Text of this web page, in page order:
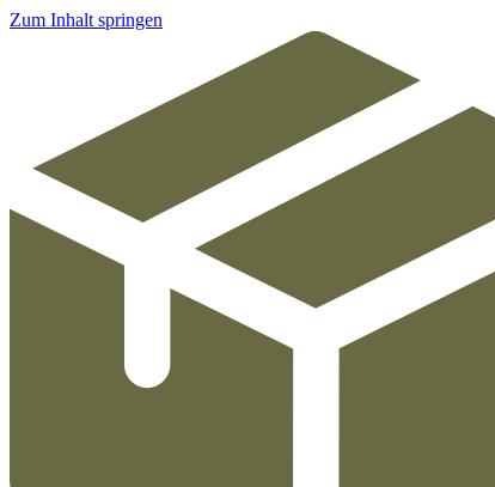
Zum Inhalt springen